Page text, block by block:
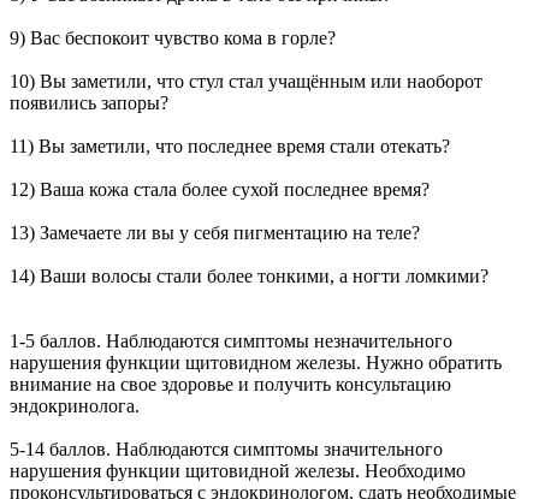
9) Вас беспокоит чувство кома в горле?
10) Вы заметили, что стул стал учащённым или наоборот
появились запоры?
11) Вы заметили, что последнее время стали отекать?
12) Ваша кожа стала более сухой последнее время?
13) Замечаете ли вы у себя пигментацию на теле?
14) Ваши волосы стали более тонкими, а ногти ломкими?
1-5 баллов. Наблюдаются симптомы незначительного
нарушения функции щитовидном железы. Нужно обратить
внимание на свое здоровье и получить консультацию
эндокринолога.
5-14 баллов. Наблюдаются симптомы значительного
нарушения функции щитовидной железы. Необходимо
проконсультироваться с эндокринологом, сдать необходимые